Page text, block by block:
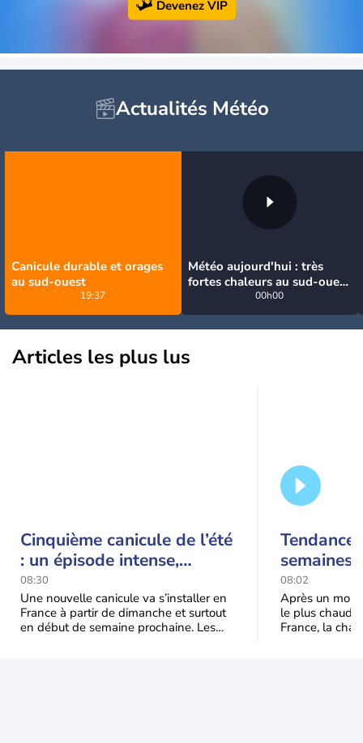
Devenez VIP
Actualités Météo
Canicule durable et orages
au sud-ouest
19:37
Météo aujourd'hui : très
fortes chaleurs au sud-ouest
avant des orages, jusqu'à
39°C
00h00
Articles les plus lus
Cinquième canicule de l’été
: un épisode intense,
durable et étendu la
semaine prochaine
08:30
Une nouvelle canicule va s’installer en
France à partir de dimanche et surtout
en début de semaine prochaine. Les
Tendance
semaines
septembre
08:02
Après un
le plus chaud
France, la